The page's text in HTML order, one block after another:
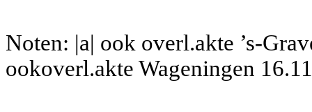
Noten: |a| ook overl.akte ’s-
ookoverl.akte Wageningen